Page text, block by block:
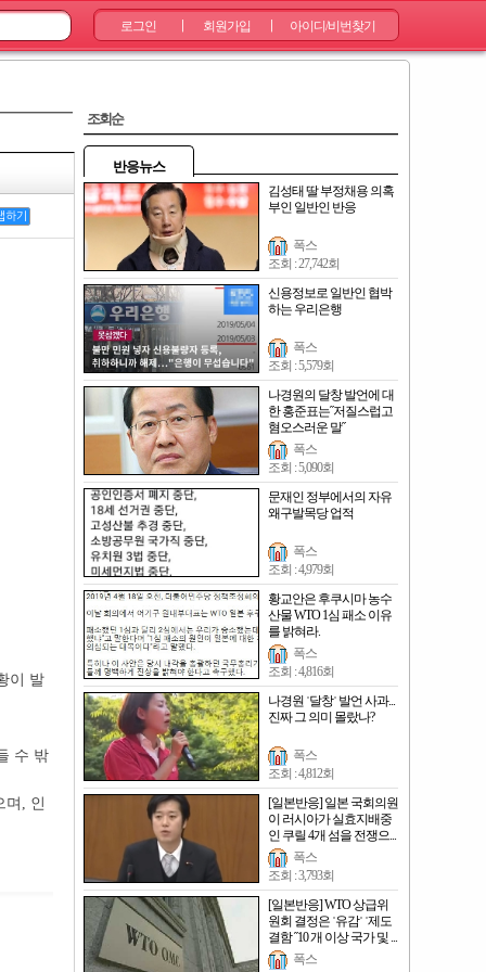
로그인 회원가입 아이디/비번찾기
하기
이 발
수 밖
며, 인
조회순
반응뉴스
김성태 딸 부정채용 의혹
부인 일반인 반응
폭스
조회 : 27,742회
신용정보로 일반인 협박
하는 우리은행
폭스
조회 : 5,579회
나경원의 달창 발언에 대
한 홍준표는˝저질스럽고
혐오스러운 말˝
폭스
조회 : 5,090회
문재인 정부에서의 자유
왜구발목당 업적
폭스
조회 : 4,979회
황교안은 후쿠시마 농수
산물 WTO 1심 패소 이유
를 밝혀라.
폭스
조회 : 4,816회
나경원 ˈ달창ˈ 발언 사과...
진짜 그 의미 몰랐나?
폭스
조회 : 4,812회
[일본반응] 일본 국회의원
이 러시아가 실효지배중
인 쿠릴 4개 섬을 전쟁으...
폭스
조회 : 3,793회
[일본반응] WTO 상급위
원회 결정은 ˈ유감ˈ ˈ제도
결함 ˝10 개 이상 국가 및 ...
폭스